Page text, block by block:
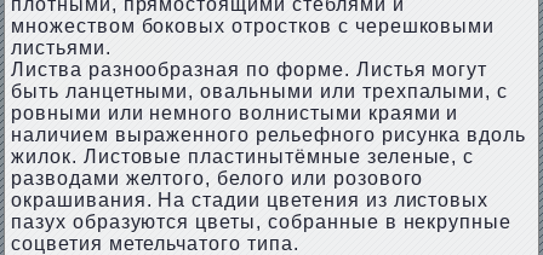
плотными, прямостоящими стеблями и
множеством боковых отростков с черешковыми
листьями.
Листва разнообразная по форме. Листья могут
быть ланцетными, овальными или трехпалыми, с
ровными или немного волнистыми краями и
наличием выраженного рельефного рисунка вдоль
жилок. Листовые пластинытёмные зеленые, с
разводами желтого, белого или розового
окрашивания. На стадии цветения из листовых
пазух образуются цветы, собранные в некрупные
соцветия метельчатого типа.